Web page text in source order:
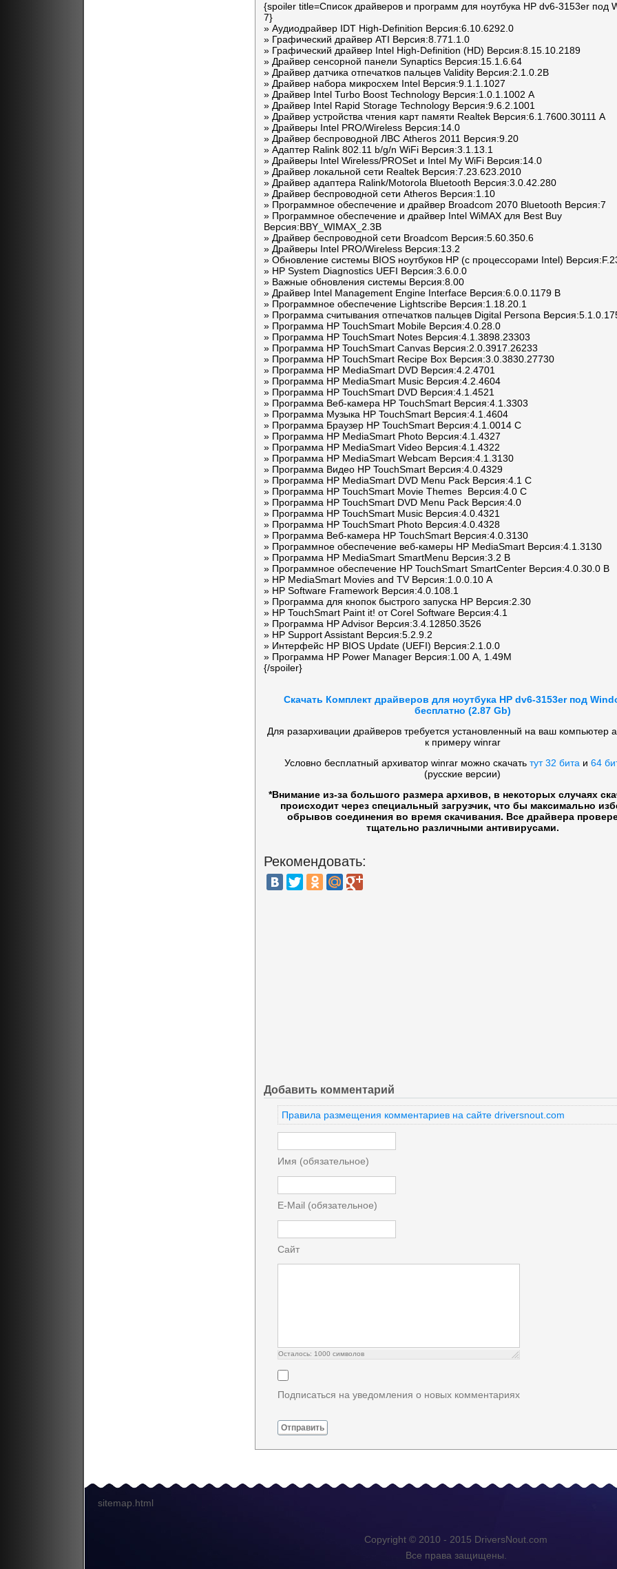
{spoiler title=Список драйверов и программ для ноутбука HP dv6-3153er под
7}
» Аудиодрайвер IDT High-Definition Версия:6.10.6292.0
» Графический драйвер ATI Версия:8.771.1.0
» Графический драйвер Intel High-Definition (HD) Версия:8.15.10.2189
» Драйвер сенсорной панели Synaptics Версия:15.1.6.64
» Драйвер датчика отпечатков пальцев Validity Версия:2.1.0.2B
» Драйвер набора микросхем Intel Версия:9.1.1.1027
» Драйвер Intel Turbo Boost Technology Версия:1.0.1.1002 A
» Драйвер Intel Rapid Storage Technology Версия:9.6.2.1001
» Драйвер устройства чтения карт памяти Realtek Версия:6.1.7600.30111 A
» Драйверы Intel PRO/Wireless Версия:14.0
» Драйвер беспроводной ЛВС Atheros 2011 Версия:9.20
» Адаптер Ralink 802.11 b/g/n WiFi Версия:3.1.13.1
» Драйверы Intel Wireless/PROSet и Intel My WiFi Версия:14.0
» Драйвер локальной сети Realtek Версия:7.23.623.2010
» Драйвер адаптера Ralink/Motorola Bluetooth Версия:3.0.42.280
» Драйвер беспроводной сети Atheros Версия:1.10
» Программное обеспечение и драйвер Broadcom 2070 Bluetooth Версия:7
» Программное обеспечение и драйвер Intel WiMAX для Best Buy
Версия:BBY_WIMAX_2.3B
» Драйвер беспроводной сети Broadcom Версия:5.60.350.6
» Драйверы Intel PRO/Wireless Версия:13.2
» Обновление системы BIOS ноутбуков HP (с процессорами Intel)
» HP System Diagnostics UEFI Версия:3.6.0.0
» Важные обновления системы Версия:8.00
» Драйвер Intel Management Engine Interface Версия:6.0.0.1179 B
» Программное обеспечение Lightscribe Версия:1.18.20.1
» Программа считывания отпечатков пальцев Digital Persona
» Программа HP TouchSmart Mobile Версия:4.0.28.0
» Программа HP TouchSmart Notes Версия:4.1.3898.23303
» Программа HP TouchSmart Canvas Версия:2.0.3917.26233
» Программа HP TouchSmart Recipe Box Версия:3.0.3830.27730
» Программа HP MediaSmart DVD Версия:4.2.4701
» Программа HP MediaSmart Music Версия:4.2.4604
» Программа HP TouchSmart DVD Версия:4.1.4521
» Программа Веб-камера HP TouchSmart Версия:4.1.3303
» Программа Музыка HP TouchSmart Версия:4.1.4604
» Программа Браузер HP TouchSmart Версия:4.1.0014 C
» Программа HP MediaSmart Photo Версия:4.1.4327
» Программа HP MediaSmart Video Версия:4.1.4322
» Программа HP MediaSmart Webcam Версия:4.1.3130
» Программа Видео HP TouchSmart Версия:4.0.4329
» Программа HP MediaSmart DVD Menu Pack Версия:4.1 C
» Программа HP TouchSmart Movie Themes Версия:4.0 C
» Программа HP TouchSmart DVD Menu Pack Версия:4.0
» Программа HP TouchSmart Music Версия:4.0.4321
» Программа HP TouchSmart Photo Версия:4.0.4328
» Программа Веб-камера HP TouchSmart Версия:4.0.3130
» Программное обеспечение веб-камеры HP MediaSmart Версия:4.1.3130
» Программа HP MediaSmart SmartMenu Версия:3.2 B
» Программное обеспечение HP TouchSmart SmartCenter Версия:4.0.30.0 B
» HP MediaSmart Movies and TV Версия:1.0.0.10 A
» HP Software Framework Версия:4.0.108.1
» Программа для кнопок быстрого запуска HP Версия:2.30
» HP TouchSmart Paint it! от Corel Software Версия:4.1
» Программа HP Advisor Версия:3.4.12850.3526
» HP Support Assistant Версия:5.2.9.2
» Интерфейс HP BIOS Update (UEFI) Версия:2.1.0.0
» Программа HP Power Manager Версия:1.00 A, 1.49M
{/spoiler}
Скачать Комплект драйверов для ноутбука HP dv6-3153er под
бесплатно (2.87 Gb)
Для разархивации драйверов требуется установленный на ваш компьютер
к примеру winrar
Условно бесплатный архиватор winrar можно скачать тут 32 бита и 64
(русские версии)
*Внимание из-за большого размера архивов, в некоторых случаях
происходит через специальный загрузчик, что бы максимально
обрывов соединения во время скачивания. Все драйвера
тщательно различными антивирусами.
Рекомендовать:
Добавить комментарий
Правила размещения комментариев на сайте driversnout.com
Имя (обязательное)
E-Mail (обязательное)
Сайт
Осталось: 1000 символов
Подписаться на уведомления о новых комментариях
Отправить
sitemap.html
Copyright © 2010 - 2015 DriversNout.com
Все права защищены.